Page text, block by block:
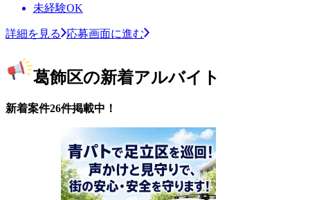
未経験OK
詳細を見る 応募画面に進む
葛飾区の新着アルバイト
新着案件26件掲載中！